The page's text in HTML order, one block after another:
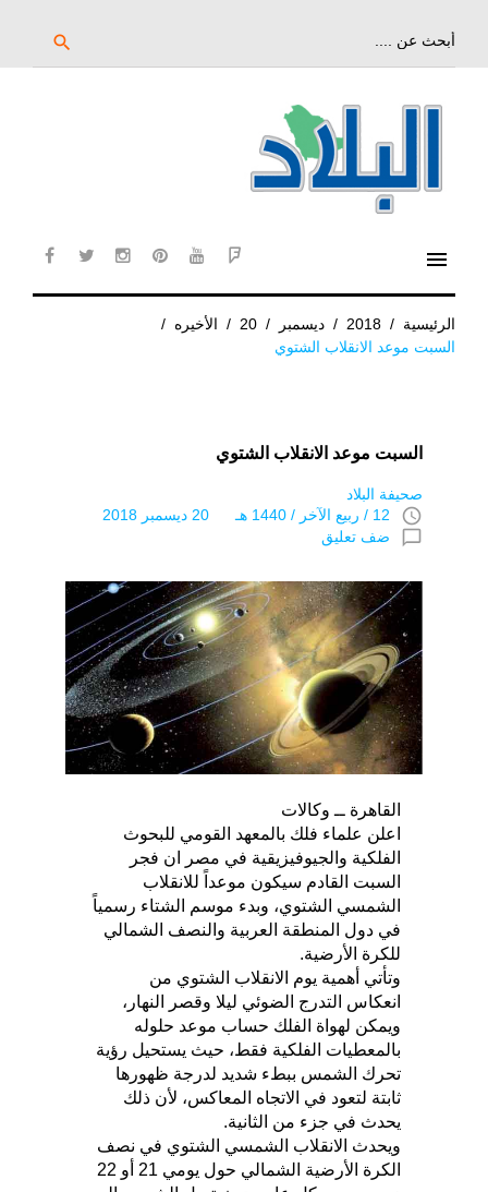
search
menu
الرئيسية /
2018
/ ديسمبر /
20
/ الأخيره /
السبت موعد الانقلاب الشتوي
السبت موعد الانقلاب الشتوي
صحيفة البلاد
access_time 12 / ربيع الآخر / 1440 هـ 20 ديسمبر 2018
chat_bubble_outline ضف تعليق
القاهرة ــ وكالات
اعلن علماء فلك بالمعهد القومي للبحوث
الفلكية والجيوفيزيقية في مصر ان فجر
السبت القادم سيكون موعداً للانقلاب
الشمسي الشتوي، وبدء موسم الشتاء رسمياً
في دول المنطقة العربية والنصف الشمالي
للكرة الأرضية.
وتأتي أهمية يوم الانقلاب الشتوي من
انعكاس التدرج الضوئي ليلا وقصر النهار،
ويمكن لهواة الفلك حساب موعد حلوله
بالمعطيات الفلكية فقط، حيث يستحيل رؤية
تحرك الشمس ببطء شديد لدرجة ظهورها
ثابتة لتعود في الاتجاه المعاكس، لأن ذلك
يحدث في جزء من الثانية.
ويحدث الانقلاب الشمسي الشتوي في نصف
الكرة الأرضية الشمالي حول يومي 21 أو 22